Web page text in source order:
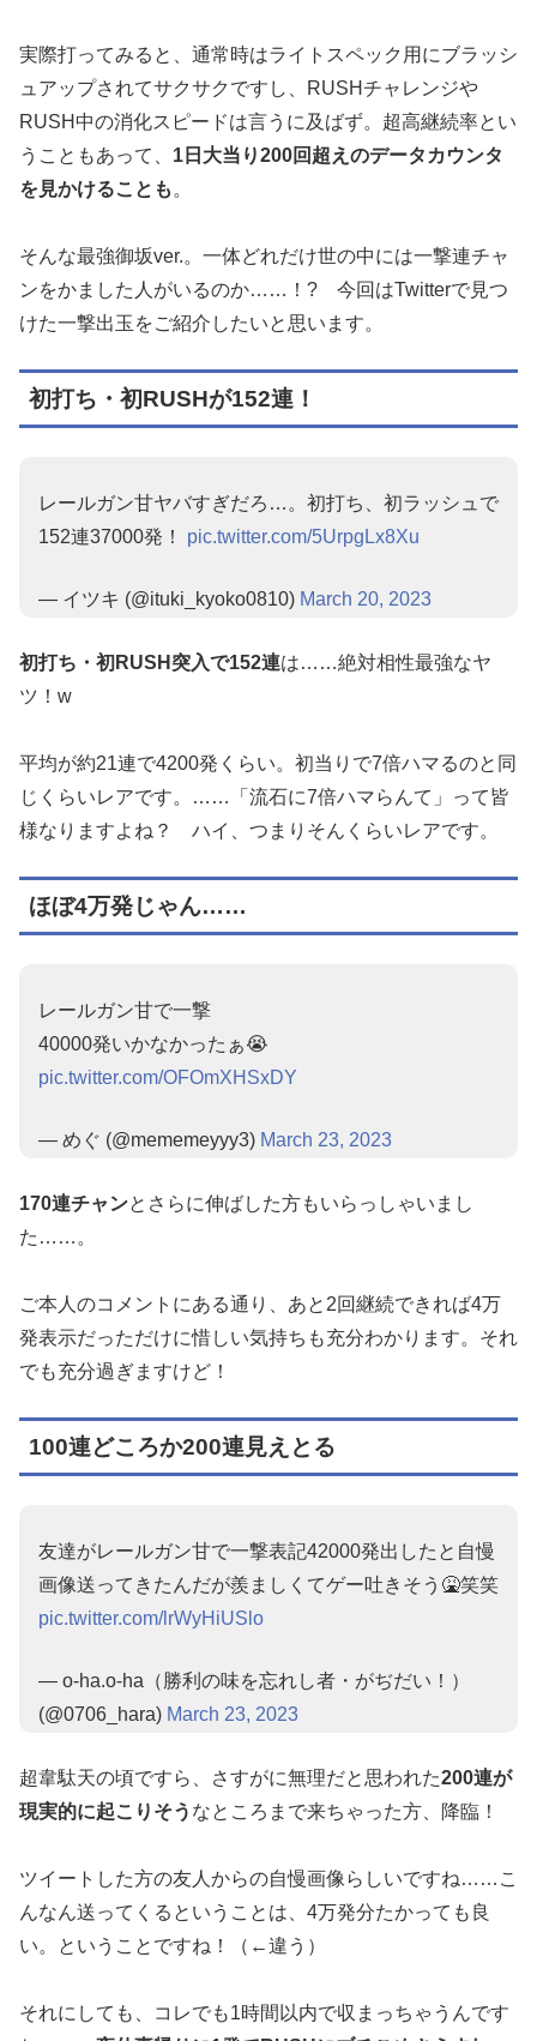
実際打ってみると、通常時はライトスペック用にブラッシ
ュアップされてサクサクですし、RUSHチャレンジや
RUSH中の消化スピードは言うに及ばず。超高継続率とい
うこともあって、 1日大当り200回超えのデータカウンタ
を見かけることも 。
そんな最強御坂ver.。一体どれだけ世の中には一撃連チャ
ンをかました人がいるのか……！? 今回はTwitterで見つ
けた一撃出玉をご紹介したいと思います。
初打ち・初RUSHが152連！
レールガン甘ヤバすぎだろ…。初打ち、初ラッシュで
152連37000発！ pic.twitter.com/5UrpgLx8Xu
— イツキ (@ituki_kyoko0810) March 20, 2023
初打ち・初RUSH突入で152連は……絶対相性最強なヤ
ツ！w
平均が約21連で4200発くらい。初当りで7倍ハマるのと同
じくらいレアです。……「流石に7倍ハマらんて」って皆
様なりますよね？ ハイ、つまりそんくらいレアです。
ほぼ4万発じゃん……
レールガン甘で一撃
40000発いかなかったぁ😭
pic.twitter.com/OFOmXHSxDY
— めぐ (@mememeyyy3) March 23, 2023
170連チャンとさらに伸ばした方もいらっしゃいまし
た……。
ご本人のコメントにある通り、あと2回継続できれば4万
発表示だっただけに惜しい気持ちも充分わかります。それ
でも充分過ぎますけど！
100連どころか200連見えとる
友達がレールガン甘で一撃表記42000発出したと自慢
画像送ってきたんだが羨ましくてゲー吐きそう🤮笑笑
pic.twitter.com/lrWyHiUSlo
— o-ha.o-ha（勝利の味を忘れし者・がぢだい！）
(@0706_hara) March 23, 2023
超韋駄天の頃ですら、さすがに無理だと思われた200連が
現実的に起こりそう なところまで来ちゃった方、降臨！
ツイートした方の友人からの自慢画像らしいですね……こ
んなん送ってくるということは、4万発分たかっても良
い。ということですね！（←違う）
それにしても、コレでも1時間以内で収まっちゃうんです